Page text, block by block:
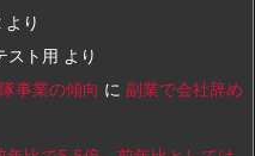
より
スト用 より
事業の傾向 に 副業で会社辞め